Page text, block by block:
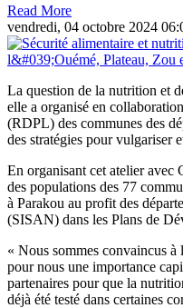
Read More
vendredi, 04 octobre 2024
La question de la nutrition et
elle a organisé en
(RDPL) des communes des
des stratégies pour vulgariser
En organisant cet atelier
des populations des 77
à Parakou au profit des
(SISAN) dans les Plans de
« Nous sommes convaincus
pour nous une importance
partenaires pour que la
déjà été testé dans certaines